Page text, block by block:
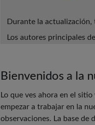
Durante la
Los autores principales
Bienvenidos a la
Lo que ves ahora en el
empezar a trabajar en la
observaciones. La base